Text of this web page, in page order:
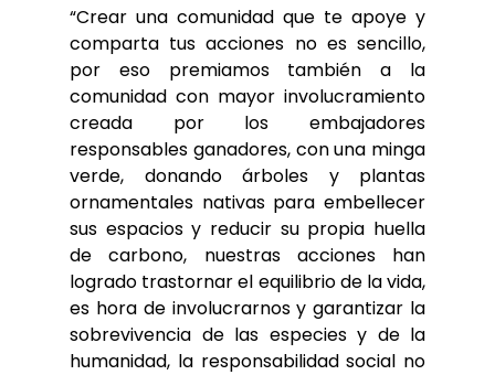
“Crear una comunidad que te apoye y
comparta tus acciones no es sencillo,
por eso premiamos también a la
comunidad con mayor involucramiento
creada por los embajadores
responsables ganadores, con una minga
verde, donando árboles y plantas
ornamentales nativas para embellecer
sus espacios y reducir su propia huella
de carbono, nuestras acciones han
logrado trastornar el equilibrio de la vida,
es hora de involucrarnos y garantizar la
sobrevivencia de las especies y de la
humanidad, la responsabilidad social no